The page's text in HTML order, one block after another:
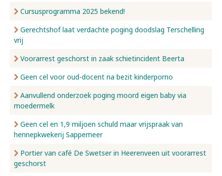
Cursusprogramma 2025 bekend!
Gerechtshof laat verdachte poging doodslag Terschelling
vrij
Voorarrest geschorst in zaak schietincident Beerta
Geen cel voor oud-docent na bezit kinderporno
Aanvullend onderzoek poging moord eigen baby via
moedermelk
Geen cel en 1,9 miljoen schuld maar vrijspraak van
hennepkwekerij Sappemeer
Portier van café De Swetser in Heerenveen uit voorarrest
geschorst